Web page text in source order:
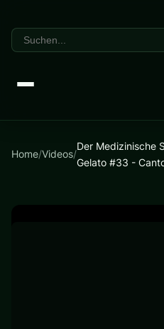
Home/Videos/
Der Medizinische
Gelato #33 -